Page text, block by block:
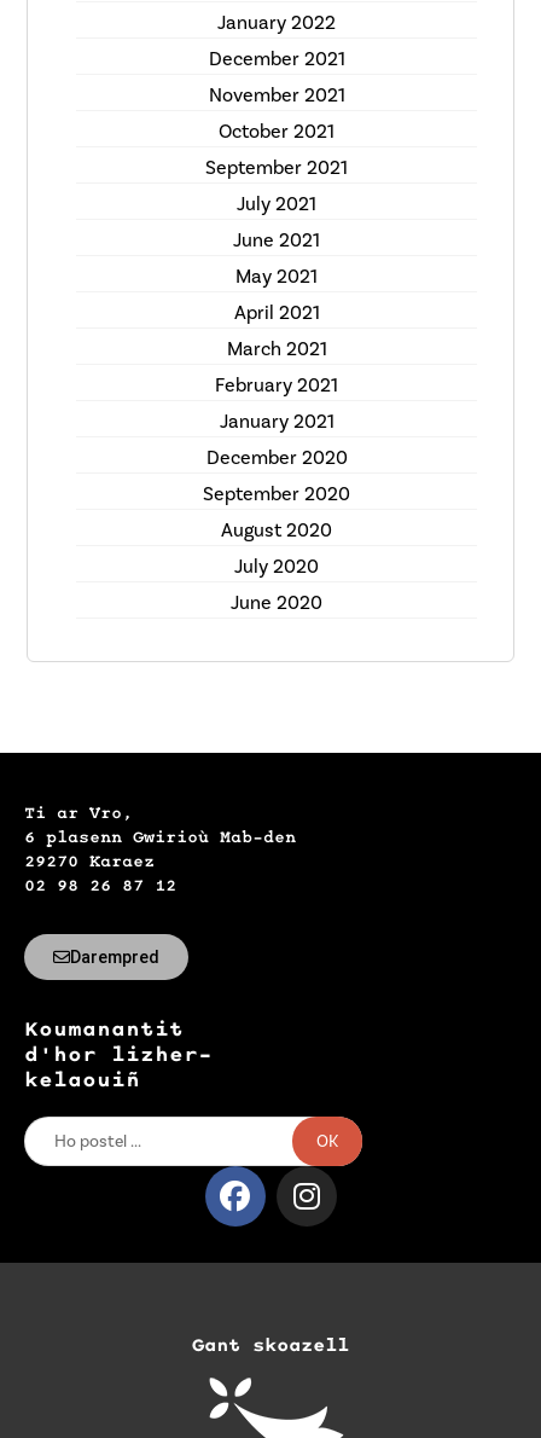
January 2022
December 2021
November 2021
October 2021
September 2021
July 2021
June 2021
May 2021
April 2021
March 2021
February 2021
January 2021
December 2020
September 2020
August 2020
July 2020
June 2020
Ti ar Vro,
6 plasenn Gwirioù Mab-den
29270 Karaez
02 98 26 87 12
Darempred
Koumanantit
d'hor lizher-
kelaouiñ
OK
Gant skoazell